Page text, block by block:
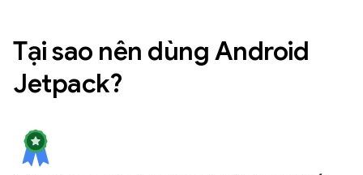
Tại sao nên dùng Android
Jetpack?